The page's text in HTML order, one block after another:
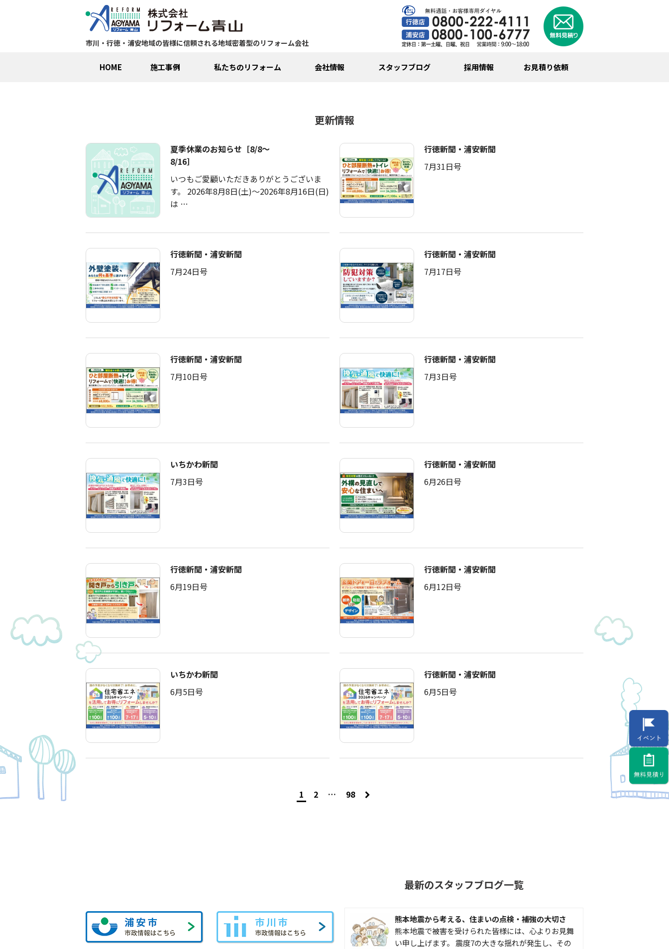
市川・行徳・浦安地域の皆様に信頼される地域密着型のリフォーム会社
HOME 施工事例 私たちのリフォーム 会社情報 スタッフブログ 採用情報 お見積り依頼
更新情報
夏季休業のお知らせ［8/8～
8/16］
いつもご愛顧いただきありがとうございま
す。 2026年8月8日(土)～2026年8月16日(日)
は …
行徳新聞・浦安新聞
7月31日号
行徳新聞・浦安新聞
7月24日号
行徳新聞・浦安新聞
7月17日号
行徳新聞・浦安新聞
7月10日号
行徳新聞・浦安新聞
7月3日号
いちかわ新聞
7月3日号
行徳新聞・浦安新聞
6月26日号
行徳新聞・浦安新聞
6月19日号
行徳新聞・浦安新聞
6月12日号
いちかわ新聞
6月5日号
行徳新聞・浦安新聞
6月5日号
1 2 … 98
最新のスタッフブログ一覧
熊本地震から考える、住まいの点検・補強の大切さ
熊本地震で被害を受けられた皆様には、心よりお見舞
い申し上げます。 震度7の大きな揺れが発生し、その